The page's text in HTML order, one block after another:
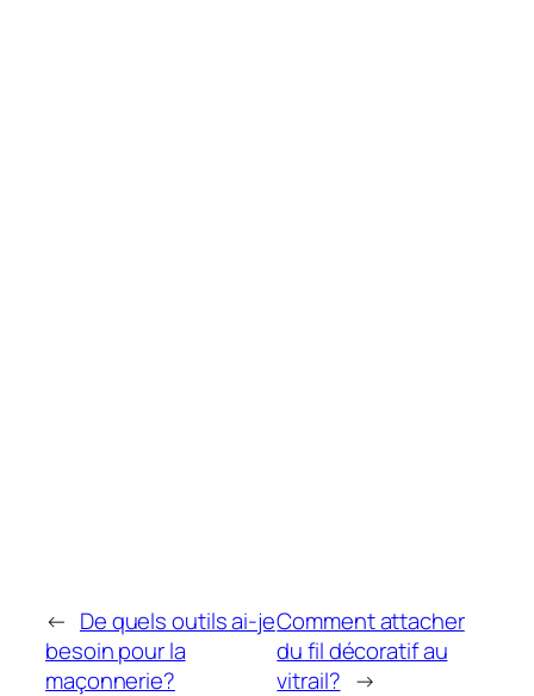
← De quels outils ai-je
besoin pour la
maçonnerie?
Comment attacher
du fil décoratif au
vitrail? →